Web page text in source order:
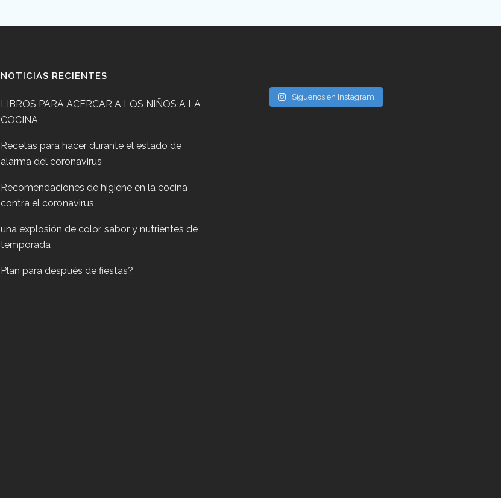
NOTICIAS RECIENTES
LIBROS PARA ACERCAR A LOS NIÑOS A LA
COCINA
Recetas para hacer durante el estado de
alarma del coronavirus
Recomendaciones de higiene en la cocina
contra el coronavirus
una explosión de color, sabor y nutrientes de
temporada
Plan para después de fiestas?
Síguenos en Instagram